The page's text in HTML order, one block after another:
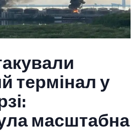
термінал у
масштабна